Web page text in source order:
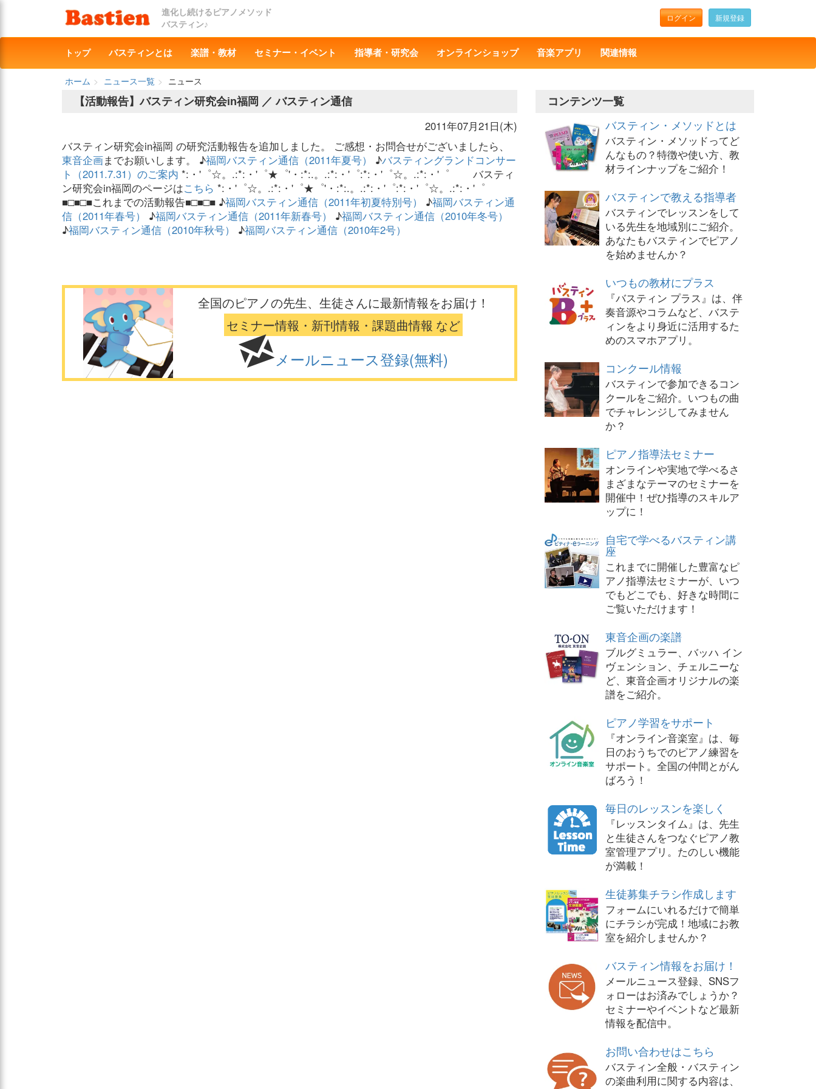
進化し続けるピアノメソッド
バスティン♪
ログイン 新規登録
トップ バスティンとは 楽譜・教材 セミナー・イベント 指導者・研究会 オンラインショップ 音楽アプリ 関連情報
ホーム ニュース一覧
ニュース
【活動報告】バスティン研究会in福岡 ／ バスティン通信
2011年07月21日(木)
バスティン研究会in福岡 の研究活動報告を追加しました。 ご感想・お問合せがございましたら、
東音企画までお願いします。 ♪福岡バスティン通信（2011年夏号） ♪バスティングランドコンサー
ト（2011.7.31）のご案内 *:・'゜☆。.:*:・'゜★゜'・:*:.。.:*:・'゜:*:・'゜☆。.:*:・'゜ バスティ
ン研究会in福岡のページはこちら *:・'゜☆。.:*:・'゜★゜'・:*:.。.:*:・'゜:*:・'゜☆。.:*:・'゜
■□■□■これまでの活動報告■□■□■ ♪福岡バスティン通信（2011年初夏特別号） ♪福岡バスティン通
信（2011年春号）
♪福岡バスティン通信（2011年新春号） ♪福岡バスティン通信（2010年冬号）
♪福岡バスティン通信（2010年秋号） ♪福岡バスティン通信（2010年2号）
全国のピアノの先生、生徒さんに最新情報をお届け！
セミナー情報・新刊情報・課題曲情報 など
メールニュース登録(無料)
コンテンツ一覧
バスティン・メソッドとは
バスティン・メソッドってど
んなもの？特徴や使い方、教
材ラインナップをご紹介！
バスティンで教える指導者
バスティンでレッスンをして
いる先生を地域別にご紹介。
あなたもバスティンでピアノ
を始めませんか？
いつもの教材にプラス
『バスティン プラス』は、伴
奏音源やコラムなど、バステ
ィンをより身近に活用するた
めのスマホアプリ。
コンクール情報
バスティンで参加できるコン
クールをご紹介。いつもの曲
でチャレンジしてみません
か？
ピアノ指導法セミナー
オンラインや実地で学べるさ
まざまなテーマのセミナーを
開催中！ぜひ指導のスキルア
ップに！
自宅で学べるバスティン講
座
これまでに開催した豊富なピ
アノ指導法セミナーが、いつ
でもどこでも、好きな時間に
ご覧いただけます！
東音企画の楽譜
ブルグミュラー、バッハ イン
ヴェンション、チェルニーな
ど、東音企画オリジナルの楽
譜をご紹介。
ピアノ学習をサポート
『オンライン音楽室』は、毎
日のおうちでのピアノ練習を
サポート。全国の仲間とがん
ばろう！
毎日のレッスンを楽しく
『レッスンタイム』は、先生
と生徒さんをつなぐピアノ教
室管理アプリ。たのしい機能
が満載！
生徒募集チラシ作成します
フォームにいれるだけで簡単
にチラシが完成！地域にお教
室を紹介しませんか？
バスティン情報をお届け！
メールニュース登録、SNSフ
ォローはお済みでしょうか？
セミナーやイベントなど最新
情報を配信中。
お問い合わせはこちら
バスティン全般・バスティン
の楽曲利用に関する内容は、